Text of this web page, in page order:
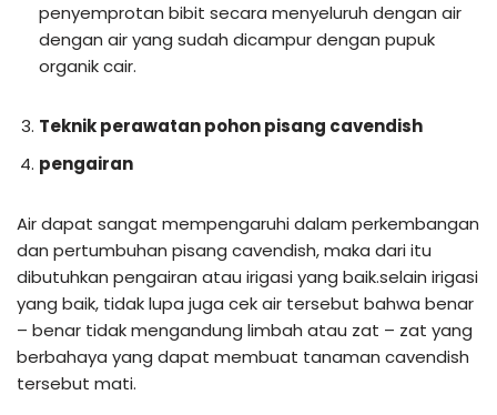
penyemprotan bibit secara menyeluruh dengan air
dengan air yang sudah dicampur dengan pupuk
organik cair.
Teknik perawatan pohon pisang cavendish
pengairan
Air dapat sangat mempengaruhi dalam perkembangan
dan pertumbuhan pisang cavendish, maka dari itu
dibutuhkan pengairan atau irigasi yang baik.selain irigasi
yang baik, tidak lupa juga cek air tersebut bahwa benar
– benar tidak mengandung limbah atau zat – zat yang
berbahaya yang dapat membuat tanaman cavendish
tersebut mati.